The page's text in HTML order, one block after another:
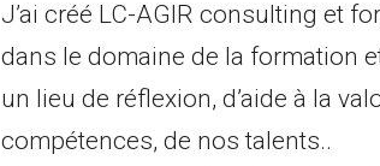
J’ai créé LC-AGIR consulting et
dans le domaine de la formation
un lieu de réflexion, d’aide à la
compétences, de nos talents..